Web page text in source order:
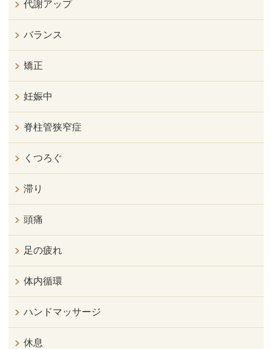
代謝アップ
バランス
矯正
妊娠中
脊柱管狭窄症
くつろぐ
滞り
頭痛
足の疲れ
体内循環
ハンドマッサージ
休息